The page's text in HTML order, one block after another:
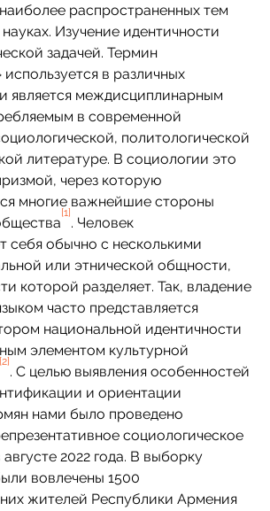
распространенных тем
Изучение идентичности
задачей. Термин
в различных
является междисциплинарным
в современной
политологической
литературе. В социологии это
через которую
многие важнейшие стороны
[1]
. Человек
себя обычно с несколькими
или этнической общности,
которой разделяет. Так, владение
часто представляется
национальной идентичности
элементом культурной
[2]
. С целью выявления особенностей
и ориентации
нами было проведено
социологическое
2022 года. В выборку
вовлечены 1500
жителей Республики Армения